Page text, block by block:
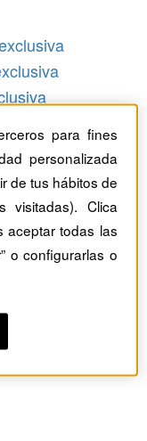
para fines
personalizada
de tus hábitos de
visitadas). Clica
aceptar todas las
o configurarlas o